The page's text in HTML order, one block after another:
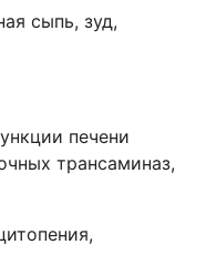
сыпь, зуд,
печени
трансаминаз,